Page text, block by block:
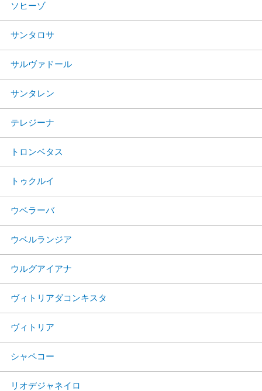
ソヒーゾ
サンタロサ
サルヴァドール
サンタレン
テレジーナ
トロンベタス
トゥクルイ
ウベラーバ
ウベルランジア
ウルグアイアナ
ヴィトリアダコンキスタ
ヴィトリア
シャペコー
リオデジャネイロ